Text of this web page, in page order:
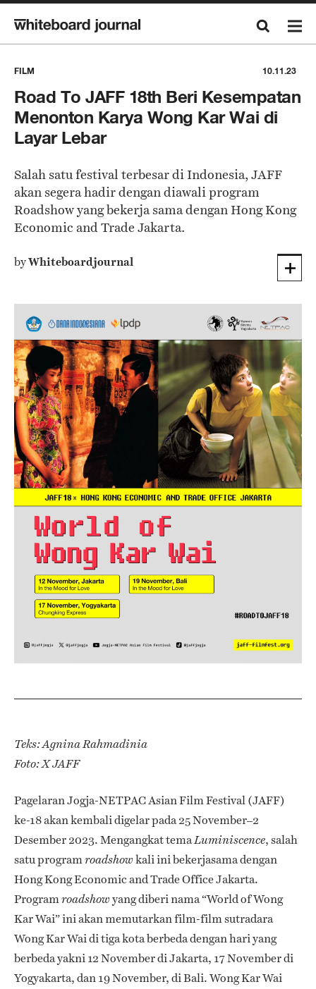
FILM 10.11.23
Road To JAFF 18th Beri Kesempatan
Menonton Karya Wong Kar Wai di
Layar Lebar
Salah satu festival terbesar di Indonesia, JAFF
akan segera hadir dengan diawali program
Roadshow yang bekerja sama dengan Hong Kong
Economic and Trade Jakarta.
byWhiteboardjournal
Teks: Agnina Rahmadinia
Foto: X JAFF
Pagelaran Jogja-NETPAC Asian Film Festival (JAFF)
ke-18 akan kembali digelar pada 25 November–2
Desember 2023. Mengangkat temaLuminiscence, salah
satu programroadshowkali ini bekerjasama dengan
Hong Kong Economic and Trade Office Jakarta.
Programroadshowyang diberi nama “World of Wong
Kar Wai” ini akan memutarkan film-film sutradara
Wong Kar Wai di tiga kota berbeda dengan hari yang
berbeda yakni 12 November di Jakarta, 17 November di
Yogyakarta, dan 19 November, di Bali. Wong Kar Wai